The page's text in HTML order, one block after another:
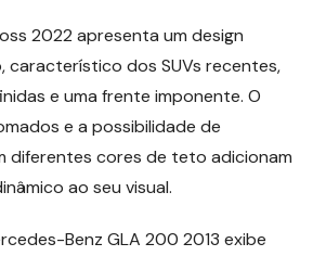
2022 apresenta um design
característico dos SUVs recentes,
e uma frente imponente. O
e a possibilidade de
diferentes cores de teto adicionam
ao seu visual.
Benz GLA 200 2013 exibe